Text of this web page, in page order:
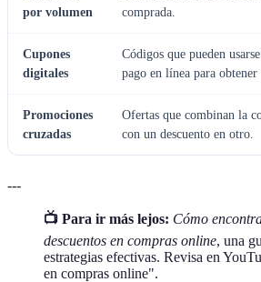
por volumen
comprada.
Cupones
digitales
Códigos que pueden
pago en línea para obtener
Promociones
cruzadas
Ofertas que combinan la
con un descuento en otro.
---
📺 Para ir más lejos: Cómo
descuentos en compras online, una
estrategias efectivas. Revisa en
en compras online".